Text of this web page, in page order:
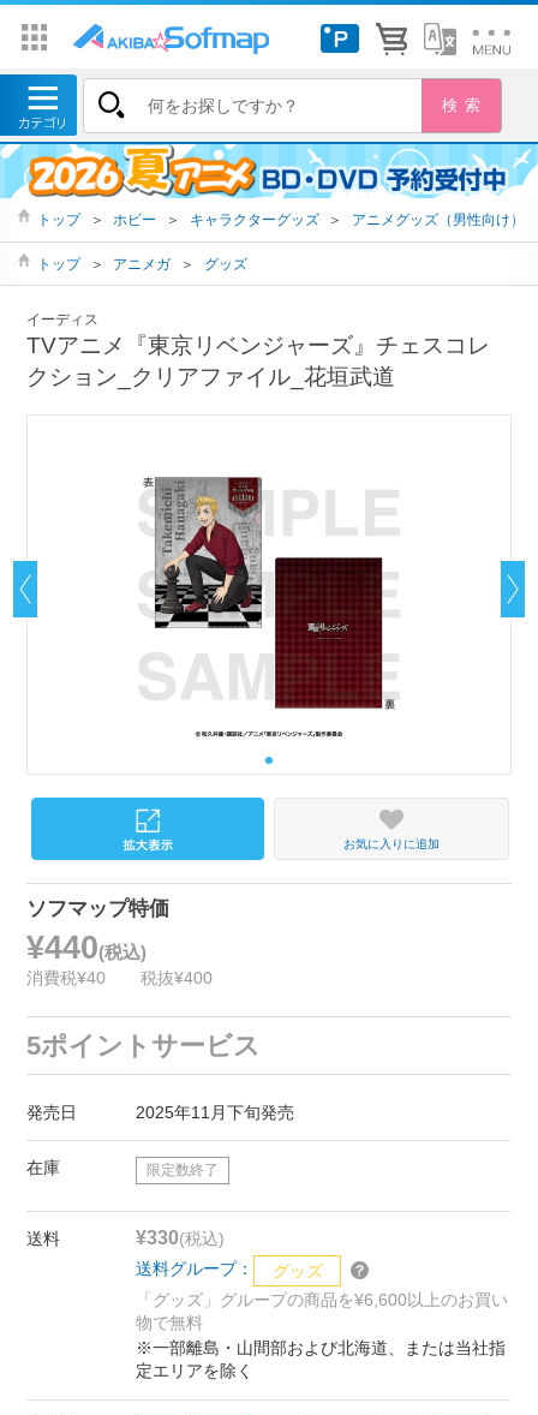
トップ ＞ ホビー ＞ キャラクターグッズ ＞ アニメグッズ（男性向け）
トップ ＞ アニメガ ＞ グッズ
イーディス
TVアニメ『東京リベンジャーズ』チェスコレ
クション_クリアファイル_花垣武道
お気に入りに追加
ソフマップ特価
¥440(税込)
消費税¥40 税抜¥400
5ポイントサービス
発売日 2025年11月下旬発売
在庫 限定数終了
送料 ¥330(税込)
送料グループ：
グッズ
「グッズ」グループの商品を¥6,600以上のお買い
物で無料
※一部離島・山間部および北海道、または当社指
定エリアを除く